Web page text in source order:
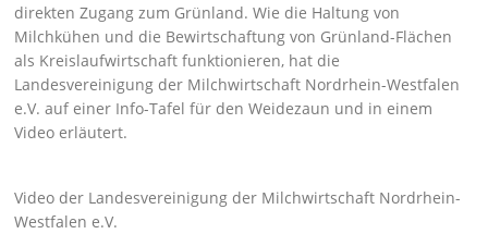
direkten Zugang zum Grünland. Wie die Haltung von
Milchkühen und die Bewirtschaftung von Grünland-Flächen
als Kreislaufwirtschaft funktionieren, hat die
Landesvereinigung der Milchwirtschaft Nordrhein-Westfalen
e.V. auf einer Info-Tafel für den Weidezaun und in einem
Video erläutert.
Video der Landesvereinigung der Milchwirtschaft Nordrhein-
Westfalen e.V.